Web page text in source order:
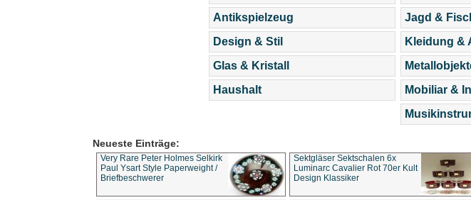
Antikspielzeug
Design & Stil
Glas & Kristall
Haushalt
Jagd &
Kleidung &
Mobiliar &
Neueste Einträge:
Very Rare Peter Holmes Selkirk
Paul Ysart Style Paperweight /
Briefbeschwerer
Sektgläser Sektschalen 6x
Luminarc Cavalier Rot 70er Kult
Design Klassiker